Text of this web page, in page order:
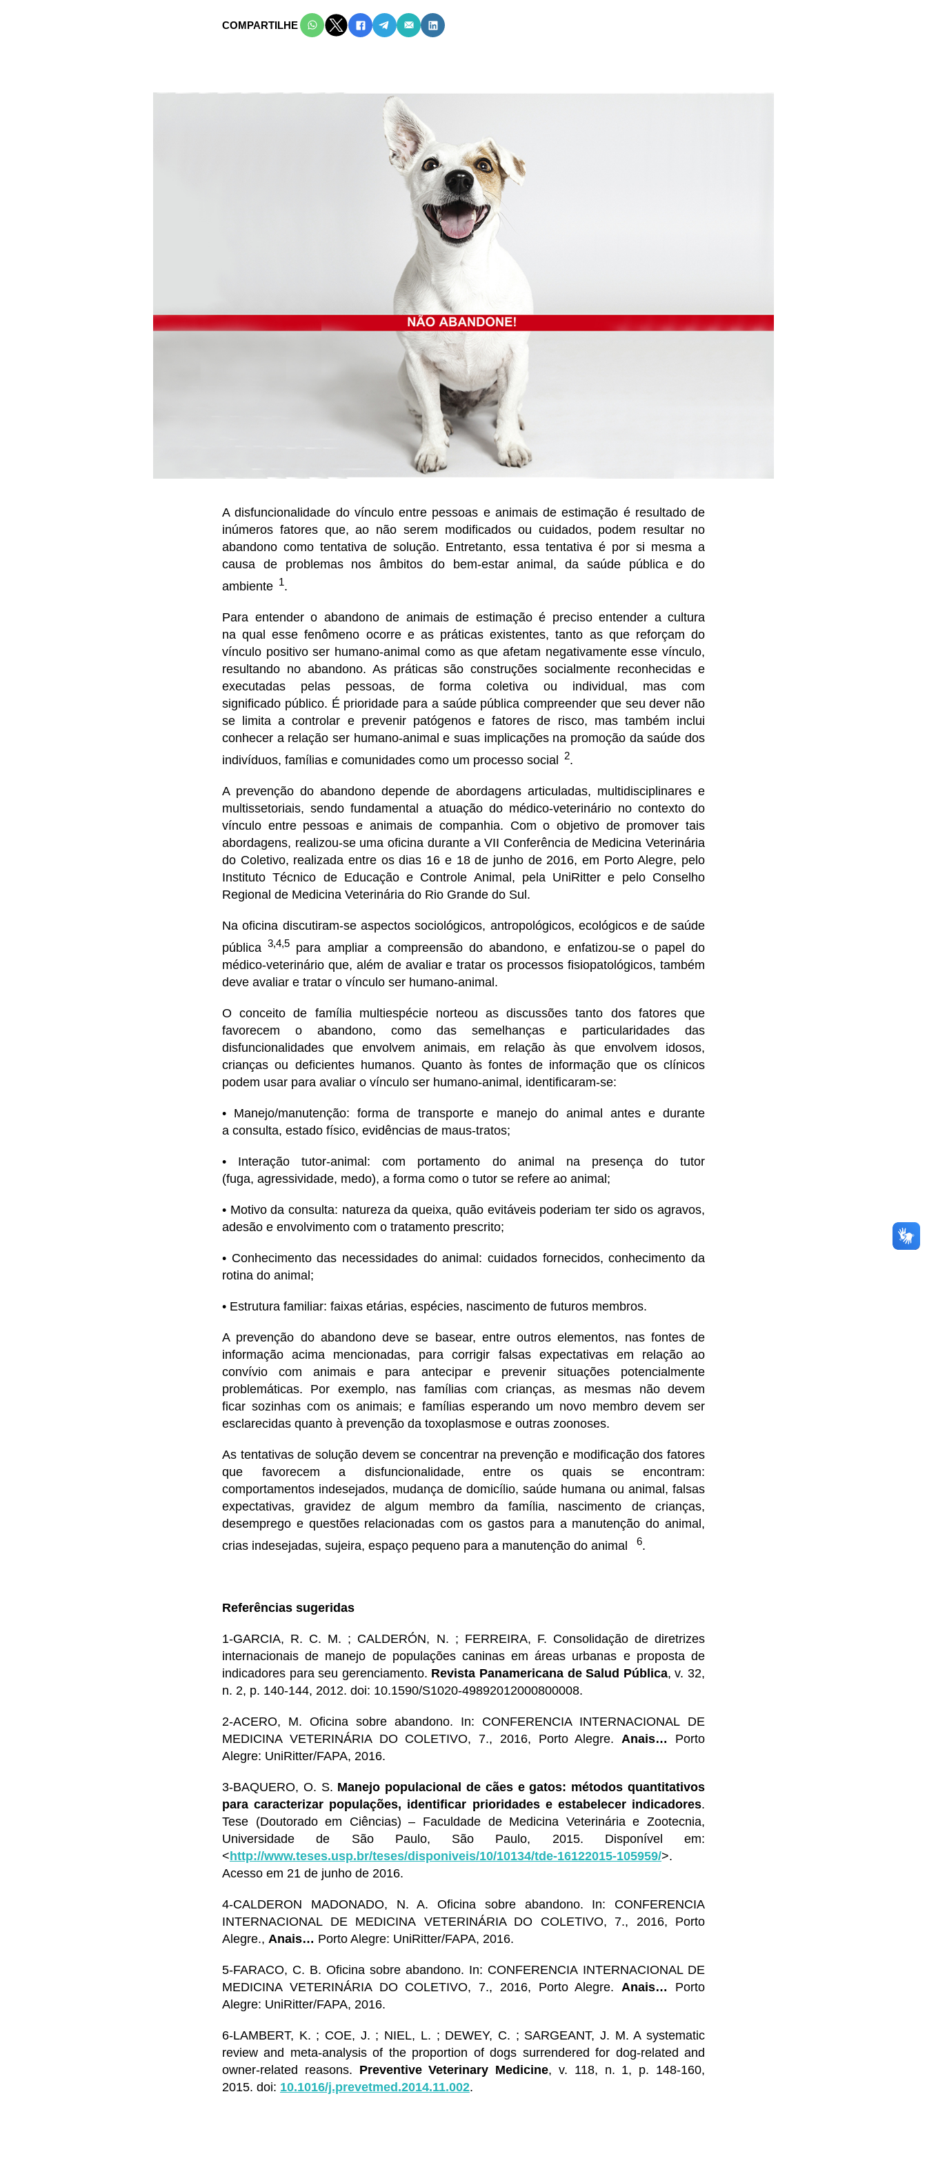
COMPARTILHE
Adisfuncionalidade do vínculo entre pessoas e animais de estimação é resultado de
inúmeros fatores que, ao não serem modificados ou cuidados, podem resultar no
abandono como tentativa de solução. Entretanto, essa tentativa é por si mesma a
causa de problemas nos âmbitos do bem-estar animal, da saúde pública e do
ambiente 1.
Para entender o abandono de animais de estimação é preciso entender a cultura
na qual esse fenômeno ocorre e as práticas existentes, tanto as que reforçam do
vínculo positivo ser humano-animal como as que afetam negativamente esse vínculo,
resultando no abandono. As práticas são construções socialmente reconhecidas e
executadas pelas pessoas, de forma coletiva ou individual, mas com
significado público. É prioridade para a saúde pública compreender que seu dever não
se limita a controlar e prevenir patógenos e fatores de risco, mas também inclui
conhecer a relação ser humano-animal e suas implicações na promoção da saúde dos
indivíduos, famílias e comunidades como um processo social
2.
A prevenção do abandono depende de abordagens articuladas, multidisciplinares e
multissetoriais, sendo fundamental a atuação do médico-veterinário no contexto do
vínculo entre pessoas e animais de companhia. Com o objetivo de promover tais
abordagens, realizou-se uma oficina durante a VII Conferência de Medicina Veterinária
do Coletivo, realizada entre os dias 16 e 18 de junho de 2016, em Porto Alegre, pelo
Instituto Técnico de Educação e Controle Animal, pela UniRitter e pelo Conselho
Regional de Medicina Veterinária do Rio Grande do Sul.
Na oficina discutiram-se aspectos sociológicos, antropológicos, ecológicos e de saúde
pública3,4,5 para ampliar a compreensão do abandono, e enfatizou-se o papel do
médico-veterinário que, além de avaliar e tratar os processos fisiopatológicos, também
deve avaliar e tratar o vínculo ser humano-animal.
O conceito de família multiespécie norteou as discussões tanto dos fatores que
favorecem o abandono, como das semelhanças e particularidades das
disfuncionalidades que envolvem animais, em relação às que envolvem idosos,
crianças ou deficientes humanos. Quanto às fontes de informação que os clínicos
podem usar para avaliar o vínculo ser humano-animal, identificaram-se:
• Manejo/manutenção: forma de transporte e manejo do animal antes e durante
a consulta, estado físico, evidências de maus-tratos;
• Interação tutor-animal: com portamento do animal na presença do tutor
(fuga, agressividade, medo), a forma como o tutor se refere ao animal;
• Motivo da consulta: natureza da queixa, quão evitáveis poderiam ter sido os agravos,
adesão e envolvimento com o tratamento prescrito;
• Conhecimento das necessidades do animal: cuidados fornecidos, conhecimento da
rotina do animal;
• Estrutura familiar: faixas etárias, espécies, nascimento de futuros membros.
A prevenção do abandono deve se basear, entre outros elementos, nas fontes de
informação acima mencionadas, para corrigir falsas expectativas em relação ao
convívio com animais e para antecipar e prevenir situações potencialmente
problemáticas. Por exemplo, nas famílias com crianças, as mesmas não devem
ficar sozinhas com os animais; e famílias esperando um novo membro devem ser
esclarecidas quanto à prevenção da toxoplasmose e outras zoonoses.
As tentativas de solução devem se concentrar na prevenção e modificação dos fatores
que favorecem a disfuncionalidade, entre os quais se encontram:
comportamentos indesejados, mudança de domicílio, saúde humana ou animal, falsas
expectativas, gravidez de algum membro da família, nascimento de crianças,
desemprego e questões relacionadas com os gastos para a manutenção do animal,
crias indesejadas, sujeira, espaço pequeno para a manutenção do animal
6.
Referências sugeridas
1-GARCIA, R. C. M. ; CALDERÓN, N. ; FERREIRA, F. Consolidação de diretrizes
internacionais de manejo de populações caninas em áreas urbanas e proposta de
indicadores para seu gerenciamento. Revista Panamericana de Salud Pública, v. 32,
n. 2, p. 140-144, 2012. doi: 10.1590/S1020-49892012000800008.
2-ACERO, M. Oficina sobre abandono. In: CONFERENCIA INTERNACIONAL DE
MEDICINA VETERINÁRIA DO COLETIVO, 7., 2016, Porto Alegre.Anais…
Porto
Alegre: UniRitter/FAPA, 2016.
3-BAQUERO, O. S. Manejo populacional de cães e gatos: métodos quantitativos
para caracterizar populações, identificar prioridades e estabelecer indicadores.
Tese (Doutorado em Ciências) – Faculdade de Medicina Veterinária e Zootecnia,
Universidade de São Paulo, São Paulo, 2015. Disponível em:
< http://www.teses.usp.br/teses/disponiveis/10/10134/tde-16122015-105959/>.
Acesso em 21 de junho de 2016.
4-CALDERON MADONADO, N. A. Oficina sobre abandono. In: CONFERENCIA
INTERNACIONAL DE MEDICINA VETERINÁRIA DO COLETIVO, 7., 2016, Porto
Alegre., Anais… Porto Alegre: UniRitter/FAPA, 2016.
5-FARACO, C. B. Oficina sobre abandono. In: CONFERENCIA INTERNACIONAL DE
MEDICINA VETERINÁRIA DO COLETIVO, 7., 2016, Porto Alegre.Anais…
Porto
Alegre: UniRitter/FAPA, 2016.
6-LAMBERT, K. ; COE, J. ; NIEL, L. ; DEWEY, C. ; SARGEANT, J. M. A systematic
review and meta-analysis of the proportion of dogs surrendered for dog-related and
owner-related reasons. Preventive Veterinary Medicine, v. 118, n. 1, p. 148-160,
2015. doi: 10.1016/j.prevetmed.2014.11.002.